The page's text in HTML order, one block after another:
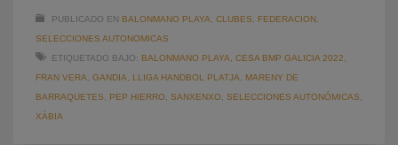
PUBLICADO EN BALONMANO PLAYA CLUBES FEDERACION
SELECCIONES AUTONOMICAS
ETIQUETADO BAJO: BALONMANO PLAYA CESA BMP GALICIA 2022
FRAN VERA
GANDIA LLIGA HANDBOL PLATJA
MARENY DE
BARRAQUETES
PEP HIERRO SANXENXO SELECCIONES AUTONÓMICAS
XÀBIA